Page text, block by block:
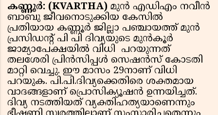
കണ്ണൂർ: (KVARTHA) മുൻ എഡിഎം നവീന്‍
ബാബു ജീവനൊടുക്കിയ കേസിൽ
പ്രതിയായ കണ്ണൂര്‍ ജില്ലാ പഞ്ചായത്ത് മുന്‍
പ്രസിഡന്റ് പി പി ദിവ്യയുടെ മുന്‍കൂര്‍
ജാമ്യാപേക്ഷയില്‍ വിധി പറയുന്നത്
തലശേരി പ്രിൻസിപ്പൾ സെഷൻസ് കോടതി
മാറ്റി വെച്ചു. ഈ മാസം 29നാണ് വിധി
പറയുക. പി.പി.ദിവ്യക്കെതിരെ ശക്തമായ
വാദങ്ങളാണ് പ്രൊസിക്യൂഷൻ ഉന്നയിച്ചത്.
ദിവ്യ നടത്തിയത് വ്യക്തിഹത്യയാണെന്നും